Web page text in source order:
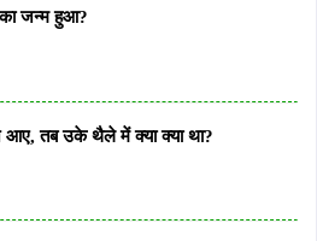
का जन्म हुआ?
आए, तब उके थैले में क्या क्या था?